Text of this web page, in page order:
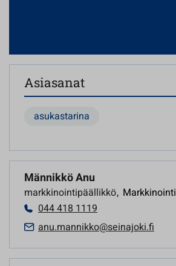
Asiasanat
asukastarina
Männikkö Anu
markkinointipäällikkö, Markkinointi
044 418 1119
anu.mannikko@seinajoki.fi